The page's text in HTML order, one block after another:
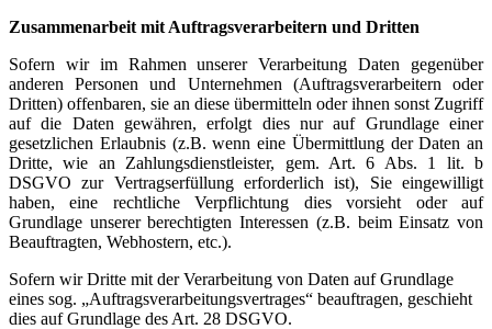
Zusammenarbeit mit Auftragsverarbeitern und Dritten
Sofern wir im Rahmen unserer Verarbeitung Daten gegenüber
anderen Personen und Unternehmen (Auftragsverarbeitern oder
Dritten) offenbaren, sie an diese übermitteln oder ihnen sonst Zugriff
auf die Daten gewähren, erfolgt dies nur auf Grundlage einer
gesetzlichen Erlaubnis (z.B. wenn eine Übermittlung der Daten an
Dritte, wie an Zahlungsdienstleister, gem. Art. 6 Abs. 1 lit. b
DSGVO zur Vertragserfüllung erforderlich ist), Sie eingewilligt
haben, eine rechtliche Verpflichtung dies vorsieht oder auf
Grundlage unserer berechtigten Interessen (z.B. beim Einsatz von
Beauftragten, Webhostern, etc.).
Sofern wir Dritte mit der Verarbeitung von Daten auf Grundlage
eines sog. „Auftragsverarbeitungsvertrages“ beauftragen, geschieht
dies auf Grundlage des Art. 28 DSGVO.